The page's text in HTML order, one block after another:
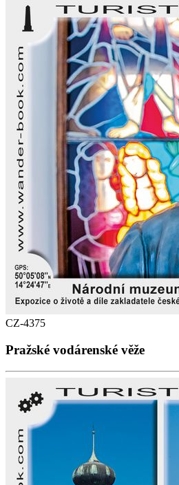
CZ-4375
Pražské vodárenské věže